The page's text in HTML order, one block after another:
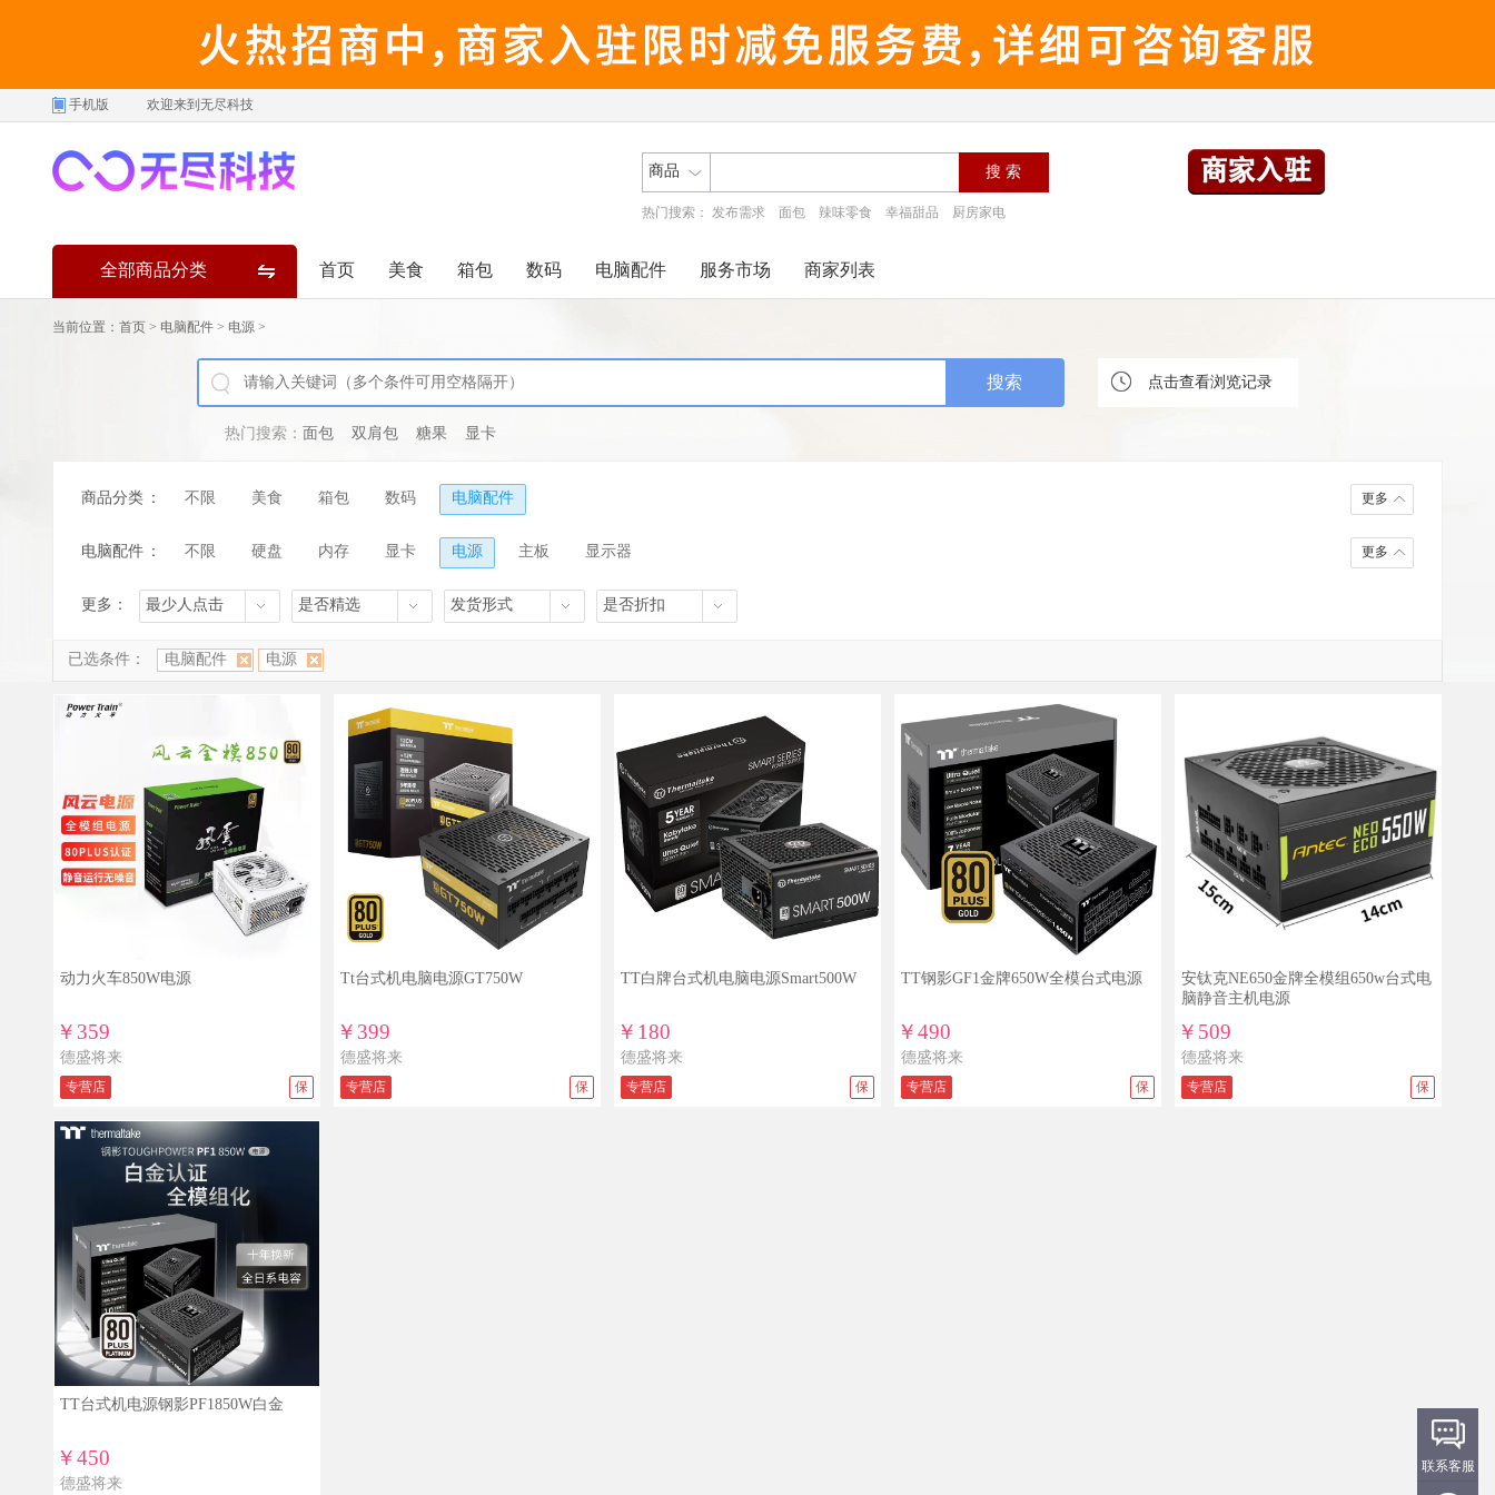
手机版 欢迎来到无尽科技
商品
热门搜索： 发布需求 面包 辣味零食 幸福甜品 厨房家电
全部商品分类 首页 美食 箱包 数码 电脑配件 服务市场 商家列表
当前位置： 首页 > 电脑配件 > 电源 >
点击查看浏览记录
热门搜索： 面包 双肩包 糖果 显卡
商品分类 ： 不限 美食 箱包 数码 电脑配件 更多
电脑配件 ： 不限 硬盘 内存 显卡 电源 主板 显示器 更多
更多： 最少人点击 是否精选 发货形式 是否折扣
已选条件： 电脑配件 电源
动力火车850W电源
￥359
德盛将来
专营店 保
Tt台式机电脑电源GT750W
￥399
德盛将来
专营店 保
TT白牌台式机电脑电源Smart500W
￥180
德盛将来
专营店 保
TT钢影GF1金牌650W全模台式电源
￥490
德盛将来
专营店 保
安钛克NE650金牌全模组650w台式电
脑静音主机电源
￥509
德盛将来
专营店 保
TT台式机电源钢影PF1850W白金
￥450
德盛将来
联系客服